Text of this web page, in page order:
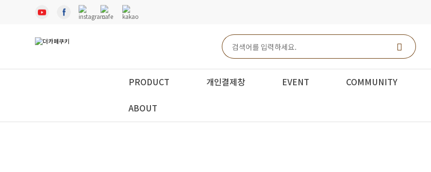
PRODUCT 개인결제창 EVENT COMMUNITY
ABOUT